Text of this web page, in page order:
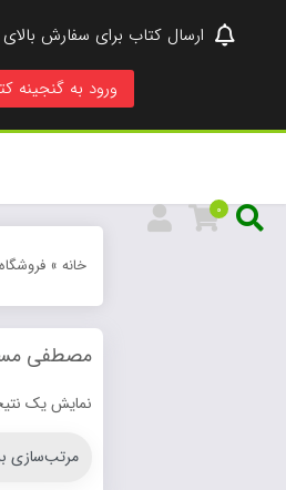
ارسال کتاب برای سفارش بالای 999 تومان رایگان شد ♥
ورود به گنجینه
خانه» فروشگاه»
مصطفی
نمایش یک نتیجه